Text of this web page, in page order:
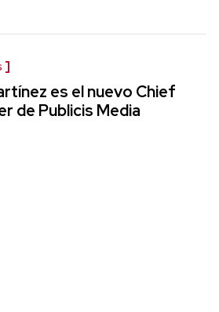
es el nuevo Chief
de Publicis Media